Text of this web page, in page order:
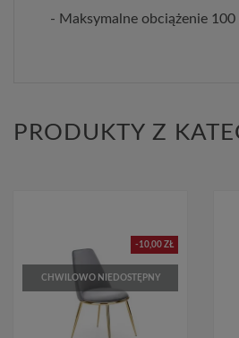
- Maksymalne obciążenie 100
PRODUKTY Z
-10,00 ZŁ
CHWILOWO NIEDOSTĘPNY